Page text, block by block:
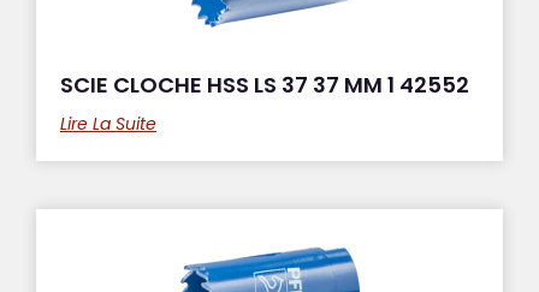
SCIE CLOCHE HSS LS 37 37 MM 1 42552
Lire La Suite